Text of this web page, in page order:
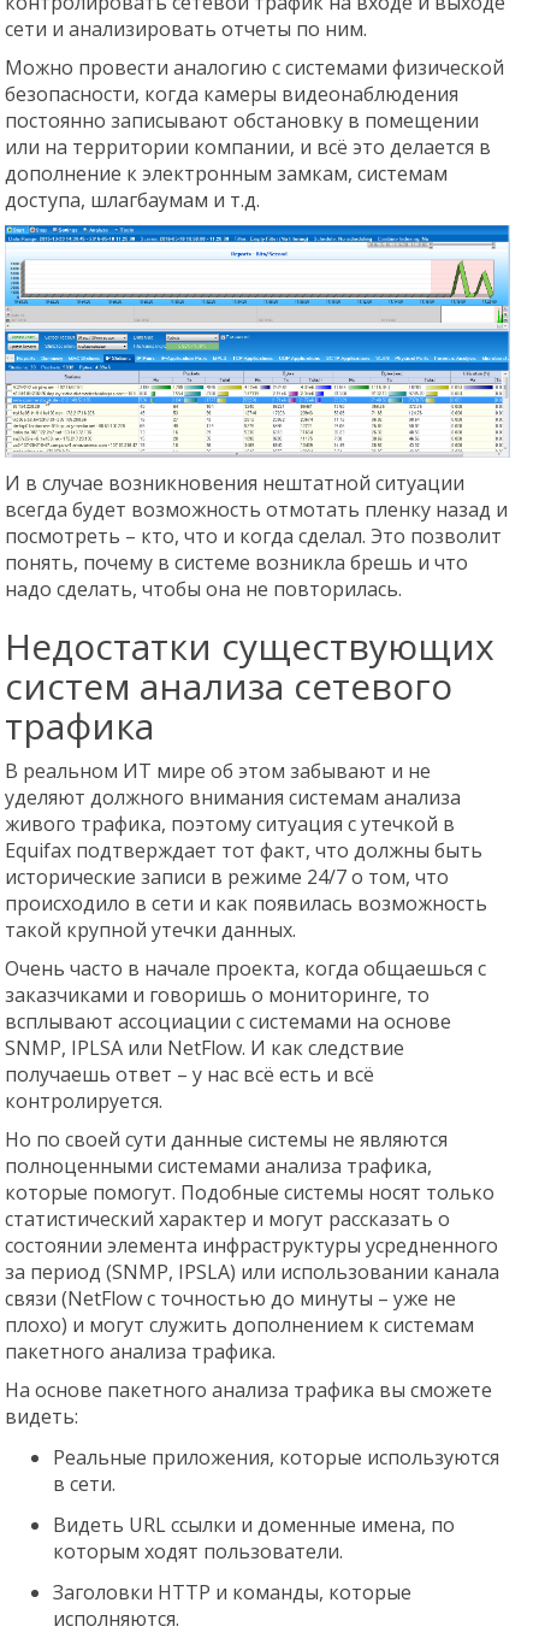
сети и анализировать отчеты по ним.
Можно провести аналогию с системами физической
безопасности, когда камеры видеонаблюдения
постоянно записывают обстановку в помещении
или на территории компании, и всё это делается в
дополнение к электронным замкам, системам
доступа, шлагбаумам и т.д.
И в случае возникновения нештатной ситуации
всегда будет возможность отмотать пленку назад и
посмотреть – кто, что и когда сделал. Это позволит
понять, почему в системе возникла брешь и что
надо сделать, чтобы она не повторилась.
Недостатки существующих
систем анализа сетевого
трафика
В реальном ИТ мире об этом забывают и не
уделяют должного внимания системам анализа
живого трафика, поэтому ситуация с утечкой в
Equifax подтверждает тот факт, что должны быть
исторические записи в режиме 24/7 о том, что
происходило в сети и как появилась возможность
такой крупной утечки данных.
Очень часто в начале проекта, когда общаешься с
заказчиками и говоришь о мониторинге, то
всплывают ассоциации с системами на основе
SNMP, IPLSA или NetFlow. И как следствие
получаешь ответ – у нас всё есть и всё
контролируется.
Но по своей сути данные системы не являются
полноценными системами анализа трафика,
которые помогут. Подобные системы носят только
статистический характер и могут рассказать о
состоянии элемента инфраструктуры усредненного
за период (SNMP, IPSLA) или использовании канала
связи (NetFlow c точностью до минуты – уже не
плохо) и могут служить дополнением к системам
пакетного анализа трафика.
На основе пакетного анализа трафика вы сможете
видеть:
Реальные приложения, которые используются
в сети.
Видеть URL ссылки и доменные имена, по
которым ходят пользователи.
Заголовки HTTP и команды, которые
исполняются.